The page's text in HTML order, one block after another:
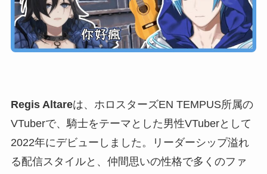
Regis Altareは、ホロスターズEN TEMPUS所属の
VTuberで、騎士をテーマとした男性VTuberとして
2022年にデビューしました。リーダーシップ溢れ
る配信スタイルと、仲間思いの性格で多くのファ